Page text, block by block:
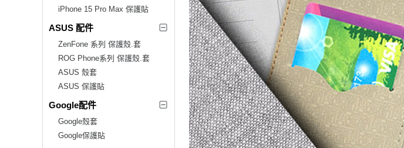
iPhone 15 Pro Max 保護貼
ASUS 配件
ZenFone 系列 保護殼.套
ROG Phone系列 保護殼.套
ASUS 殼套
ASUS 保護貼
Google配件
Google殼套
Google保護貼